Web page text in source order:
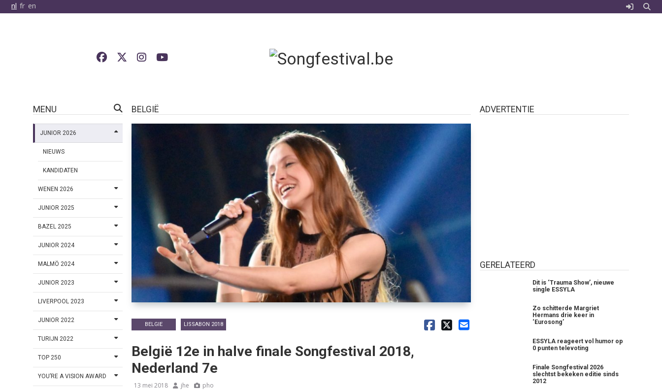
nl fr en
MENU
JUNIOR 2026
NIEUWS
KANDIDATEN
WENEN 2026
JUNIOR 2025
BAZEL 2025
JUNIOR 2024
MALMÖ 2024
JUNIOR 2023
LIVERPOOL 2023
JUNIOR 2022
TURIJN 2022
TOP 250
YOU’RE A VISION AWARD
BELGIË
BELGIE LISSABON 2018
België 12e in halve finale Songfestival 2018,
Nederland 7e
13 mei 2018 jhe pho
ADVERTENTIE
GERELATEERD
Dit is ‘Trauma Show’, nieuwe
single ESSYLA
Zo schitterde Margriet
Hermans drie keer in
‘Eurosong’
ESSYLA reageert vol humor op
0 punten televoting
Finale Songfestival 2026
slechtst bekeken editie sinds
2012